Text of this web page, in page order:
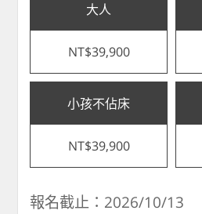
大人
NT$39,900
小孩不佔床
NT$39,900
報名截止：2026/10/13